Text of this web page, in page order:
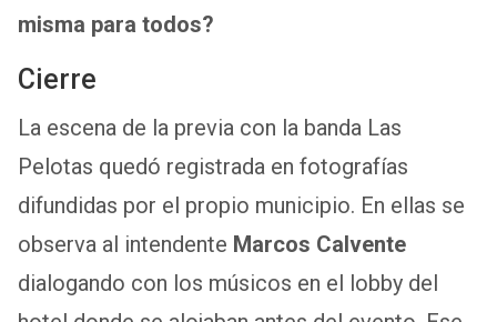
misma para todos?
Cierre
La escena de la previa con la banda Las
Pelotas quedó registrada en fotografías
difundidas por el propio municipio. En ellas se
observa al intendente Marcos Calvente
dialogando con los músicos en el lobby del